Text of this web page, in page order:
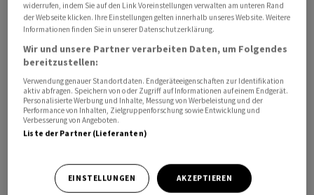
Am Mittwoch hatten die US-Börsen deutlich unter
Gewinnmitnahmen im Halbleitersektor gelitten.
Zuletzt drohte Trump mit der Einnahme der für Irans
widerrufen, indem Sie auf den Link Voreinstellungen verwalten am unteren Rand
der Webseite klicken. Ihre Einstellungen gelten innerhalb unseres Website. Weitere
Informationen finden Sie in unserer Datenschutzerklärung.
Wir und unsere Partner verarbeiten Daten, um Folgendes
bereitzustellen:
Verwendung genauer Standortdaten. Endgeräteeigenschaften zur Identifikation
aktiv abfragen. Speichern von oder Zugriff auf Informationen auf einem Endgerät.
Personalisierte Werbung und Inhalte, Messung von Werbeleistung und der
Performance von Inhalten, Zielgruppenforschung sowie Entwicklung und
Verbesserung von Angeboten.
Liste der Partner (Lieferanten)
EINSTELLUNGEN AKZEPTIEREN